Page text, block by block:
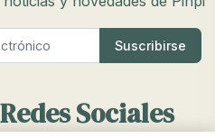
un papel crucial en
niños. Estos tiernos amigos
Sociales